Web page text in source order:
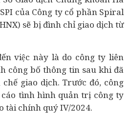
của Công ty cổ phần Spiral
sẽ bị đình chỉ giao dịch từ
việc này là do công ty liên
công bố thông tin sau khi đã
giao dịch. Trước đó, công
cáo tình hình quản trị công ty
tài chính quý IV/2024.